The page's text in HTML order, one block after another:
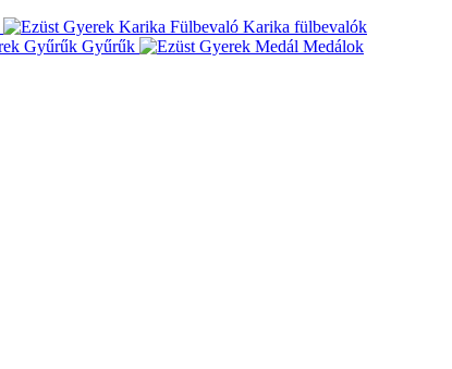
Karika fülbevalók
Gyűrűk Medálok